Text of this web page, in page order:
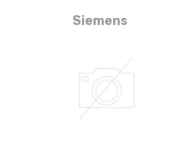
Siemens